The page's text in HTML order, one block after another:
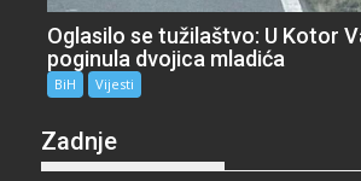
Oglasilo se tužilaštvo: U Kotor
poginula dvojica mladića
BiH Vijesti
Zadnje